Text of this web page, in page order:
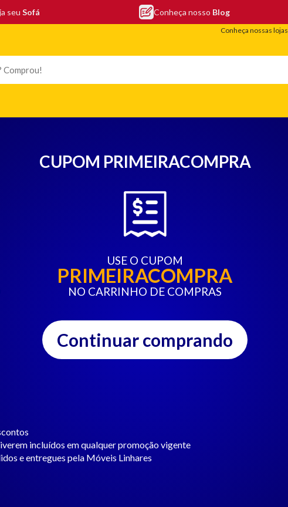
seu Sofá Conheça nosso Blog
Conheça nossas lojas
CUPOM PRIMEIRACOMPRA
USE O CUPOM
PRIMEIRACOMPRA
NO CARRINHO DE COMPRAS
Continuar comprando
incluídos em qualquer promoção vigente
e entregues pela Móveis Linhares